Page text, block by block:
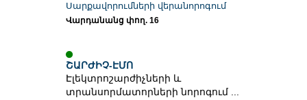
Սարքավորումների վերանորոգում
Վարդանանց փող. 16
ՇԱՐԺԻՉ-ԷՄՈ
Էլեկտրոշարժիչների և
տրանսորմատորների նորոգում ...